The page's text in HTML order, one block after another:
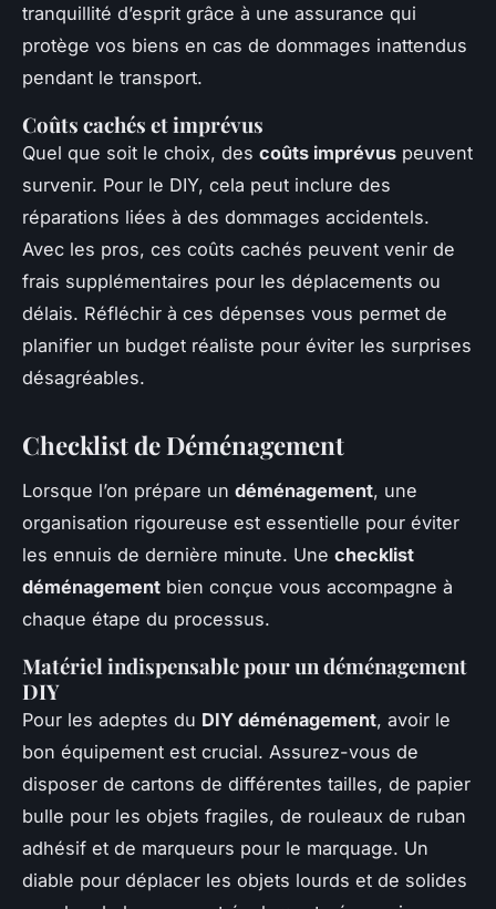
tranquillité d’esprit grâce à une assurance qui
protège vos biens en cas de dommages inattendus
pendant le transport.
Coûts cachés et imprévus
Quel que soit le choix, des coûts imprévus peuvent
survenir. Pour le DIY, cela peut inclure des
réparations liées à des dommages accidentels.
Avec les pros, ces coûts cachés peuvent venir de
frais supplémentaires pour les déplacements ou
délais. Réfléchir à ces dépenses vous permet de
planifier un budget réaliste pour éviter les surprises
désagréables.
Checklist de Déménagement
Lorsque l’on prépare un déménagement, une
organisation rigoureuse est essentielle pour éviter
les ennuis de dernière minute. Une checklist
déménagement bien conçue vous accompagne à
chaque étape du processus.
Matériel indispensable pour un déménagement
DIY
Pour les adeptes du DIY déménagement, avoir le
bon équipement est crucial. Assurez-vous de
disposer de cartons de différentes tailles, de papier
bulle pour les objets fragiles, de rouleaux de ruban
adhésif et de marqueurs pour le marquage. Un
diable pour déplacer les objets lourds et de solides